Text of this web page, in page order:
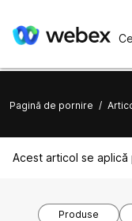
Pagină de pornire /
Acest articol se aplică
Produse